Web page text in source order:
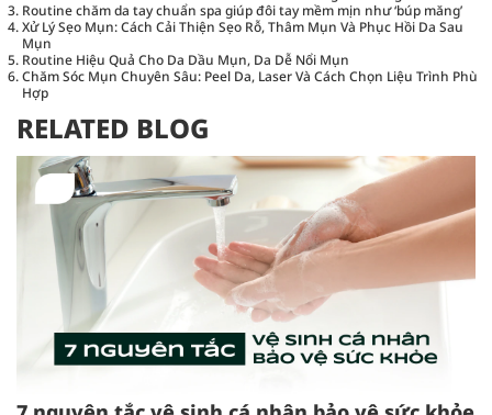
Routine chăm da tay chuẩn spa giúp đôi tay mềm mịn như ‘búp măng’
Xử Lý Sẹo Mụn: Cách Cải Thiện Sẹo Rỗ, Thâm Mụn Và Phục Hồi Da Sau
Mụn
Routine Hiệu Quả Cho Da Dầu Mụn, Da Dễ Nổi Mụn
Chăm Sóc Mụn Chuyên Sâu: Peel Da, Laser Và Cách Chọn Liệu Trình Phù
Hợp
RELATED BLOG